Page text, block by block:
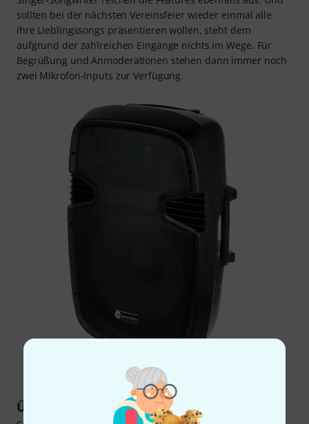
sollten bei der nächsten Vereinsfeier wieder einmal alle
ihre Lieblingssongs präsentieren wollen, steht dem
aufgrund der zahlreichen Eingänge nichts im Wege. Für
Begrüßung und Anmoderationen stehen dann immer noch
zwei Mikrofon-Inputs zur Verfügung.
Über Fun Generation